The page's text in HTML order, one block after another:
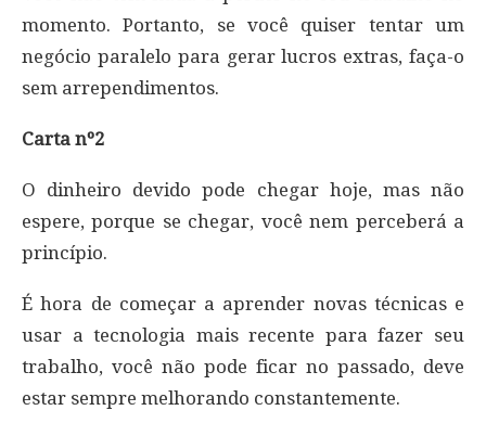
momento. Portanto, se você quiser tentar um
negócio paralelo para gerar lucros extras, faça-o
sem arrependimentos.
Carta nº2
O dinheiro devido pode chegar hoje, mas não
espere, porque se chegar, você nem perceberá a
princípio.
É hora de começar a aprender novas técnicas e
usar a tecnologia mais recente para fazer seu
trabalho, você não pode ficar no passado, deve
estar sempre melhorando constantemente.